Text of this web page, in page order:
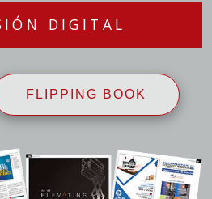
DIGITAL
FLIPPING BOOK